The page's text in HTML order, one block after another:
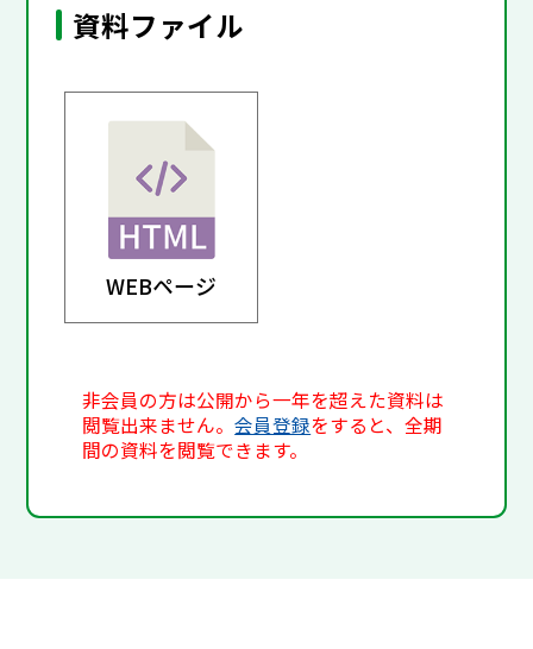
資料ファイル
WEBページ
非会員の方は公開から一年を超えた資料は
閲覧出来ません。会員登録をすると、全期
間の資料を閲覧できます。